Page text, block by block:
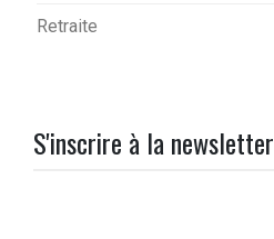
Retraite
S'inscrire à la newsletter